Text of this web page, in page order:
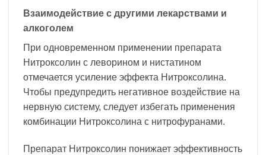
Взаимодействие с другими лекарствами и
алкоголем
При одновременном применении препарата
Нитроксолин с леворином и нистатином
отмечается усиление эффекта Нитроксолина.
Чтобы предупредить негативное воздействие на
нервную систему, следует избегать применения
комбинации Нитроксолина с нитрофуранами.
Препарат Нитроксолин понижает эффективность